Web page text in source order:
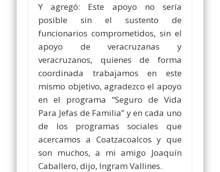
Y agregó: Este apoyo no sería
posible sin el sustento de
funcionarios comprometidos, sin el
apoyo de veracruzanas y
veracruzanos, quienes de forma
coordinada trabajamos en este
mismo objetivo, agradezco el apoyo
en el programa “Seguro de Vida
Para Jefas de Familia” y en cada uno
de los programas sociales que
acercamos a Coatzacoalcos y que
son muchos, a mi amigo Joaquín
Caballero, dijo, Ingram Vallines.